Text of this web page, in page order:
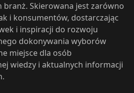
Skierowana jest zarówno
i konsumentów, dostarczając
i inspiracji do rozwoju
dokonywania wyborów
miejsce dla osób
wiedzy i aktualnych informacji